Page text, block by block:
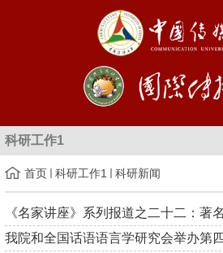
科研工作1
首页 科研工作1 科研新闻